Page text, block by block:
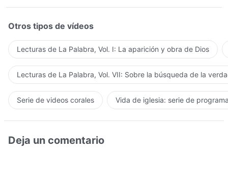
Otros tipos de vídeos
Lecturas de La Palabra, Vol. I: La aparición y obra de Dios
Lecturas de La Palabra, Vol. VII: Sobre la búsqueda de la
Serie de videos corales Vida de iglesia: serie de
Deja un comentario